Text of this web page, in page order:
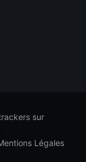
sur
Légales